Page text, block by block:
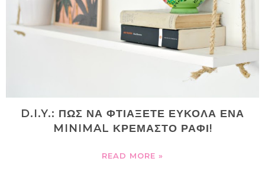
D.I.Y.: ΠΩΣ ΝΑ ΦΤΙΑΞΕΤΕ ΕΥΚΟΛΑ ΕΝΑ
MINIMAL ΚΡΕΜΑΣΤΟ ΡΑΦΙ!
READ MORE »